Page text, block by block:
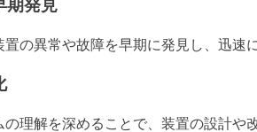
期発見
の異常や故障を早期に発見し、迅速
理解を深めることで、装置の設計や